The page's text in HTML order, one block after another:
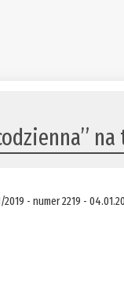
- numer 2219 -